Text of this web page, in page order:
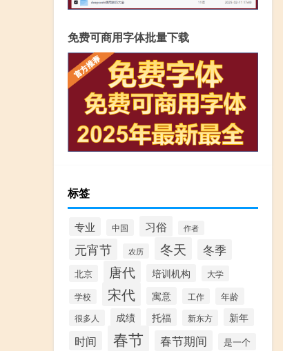
免费可商用字体批量下载
标签
专业 中国 习俗 作者
元宵节 农历 冬天 冬季
北京 唐代 培训机构 大学
学校 宋代 寓意 工作 年龄
很多人 成绩 托福 新东方 新年
时间 春节 春节期间 是一个